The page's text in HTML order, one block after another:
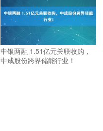
中银两融 1.51亿元关联收购，
中成股份跨界储能行业！